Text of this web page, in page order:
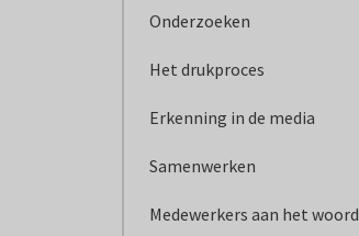
Onderzoeken
Het drukproces
Erkenning in de media
Samenwerken
Medewerkers aan het woord